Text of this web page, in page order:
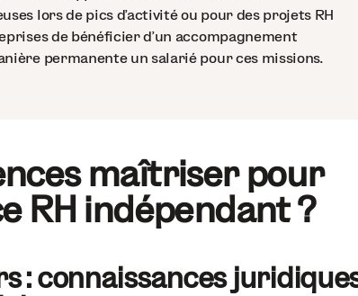
lors de pics d'activité ou pour des projets RH
de bénéficier d'un accompagnement
permanente un salarié pour ces missions.
maîtriser pour
RH indépendant ?
: connaissances